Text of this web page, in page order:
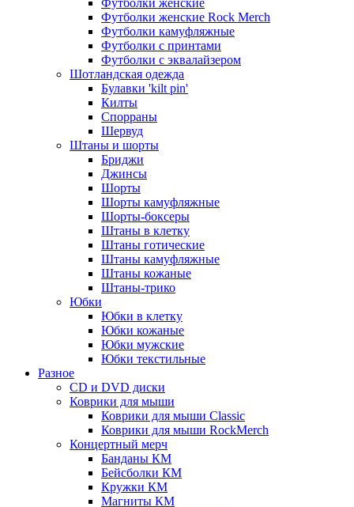
Футболки женские
Футболки женские Rock Merch
Футболки камуфляжные
Футболки с принтами
Футболки с эквалайзером
Шотландская одежда
Булавки 'kilt pin'
Килты
Спорраны
Шервуд
Штаны и шорты
Бриджи
Джинсы
Шорты
Шорты камуфляжные
Шорты-боксеры
Штаны в клетку
Штаны готические
Штаны камуфляжные
Штаны кожаные
Штаны-трико
Юбки
Юбки в клетку
Юбки кожаные
Юбки мужские
Юбки текстильные
Разное
CD и DVD диски
Коврики для мыши
Коврики для мыши Classic
Коврики для мыши RockMerch
Концертный мерч
Банданы КМ
Бейсболки КМ
Кружки КМ
Магниты КМ